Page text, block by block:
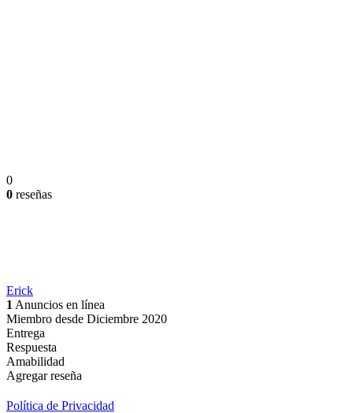
0
0 reseñas
Erick
1 Anuncios en línea
Miembro desde Diciembre 2020
Entrega
Respuesta
Amabilidad
Agregar reseña
Política de Privacidad